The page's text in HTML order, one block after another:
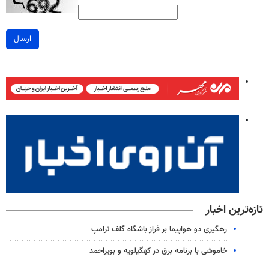
ارسال
تازه‌ترین اخبار
رهگیری دو هواپیما بر فراز باشگاه گلف ترامپ
خاموشی با برنامه برق در کهگیلویه و بویراحمد